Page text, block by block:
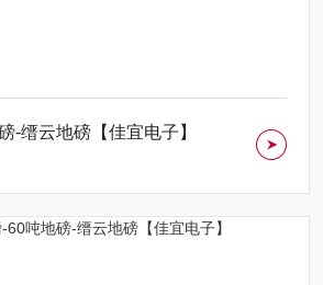
-缙云地磅【佳宜电子】